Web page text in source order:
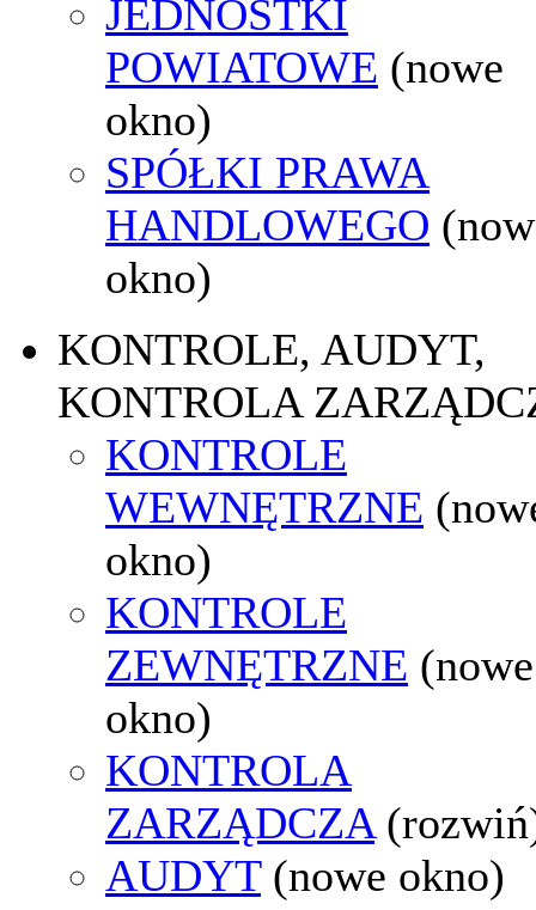
JEDNOSTKI
POWIATOWE (nowe
okno)
SPÓŁKI PRAWA
HANDLOWEGO
okno)
KONTROLE, AUDYT,
KONTROLA
KONTROLE
WEWNĘTRZNE
okno)
KONTROLE
ZEWNĘTRZNE (nowe
okno)
KONTROLA
ZARZĄDCZA
AUDYT (nowe okno)